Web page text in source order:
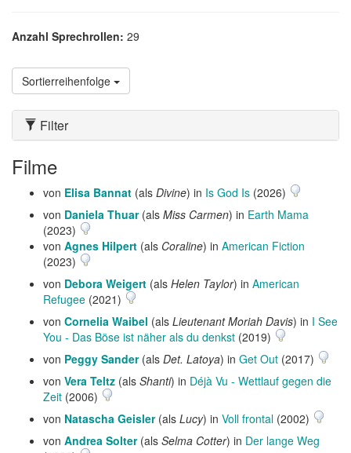
Anzahl Sprechrollen: 29
Sortierreihenfolge
Filter
Filme
von Elisa Bannat (als Divine) in Is God Is (2026)
von Daniela Thuar(als Miss Carmen) in Earth Mama
(2023)
von Agnes Hilpert (als Coraline) in American Fiction
(2023)
von Debora Weigert (als Helen Taylor) in American
Refugee (2021)
von Cornelia Waibel (als Lieutenant Moriah Davis) in I See
You - Das Böse ist näher als du denkst (2019)
von Peggy Sander(als Det. Latoya) in Get Out (2017)
von Vera Teltz (als Shanti) in Déjà Vu - Wettlauf gegen die
Zeit (2006)
von Natascha Geisler(als Lucy) in Voll frontal (2002)
von Andrea Solter(als Selma Cotter) in Der lange Weg